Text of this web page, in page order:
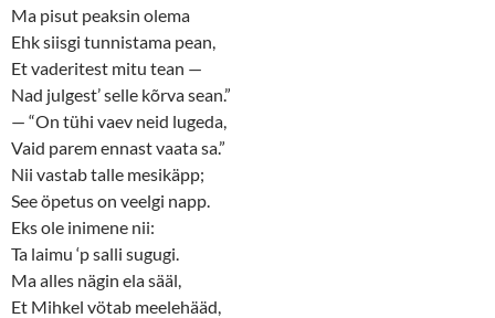
Ma pisut peaksin olema
Ehk siisgi tunnistama pean,
Et vaderitest mitu tean —
Nad julgest’ selle kõrva sean.”
— “On tühi vaev neid lugeda,
Vaid parem ennast vaata sa.”
Nii vastab talle mesikäpp;
See öpetus on veelgi napp.
Eks ole inimene nii:
Ta laimu ‘p salli sugugi.
Ma alles nägin ela sääl,
Et Mihkel vötab meelehääd,